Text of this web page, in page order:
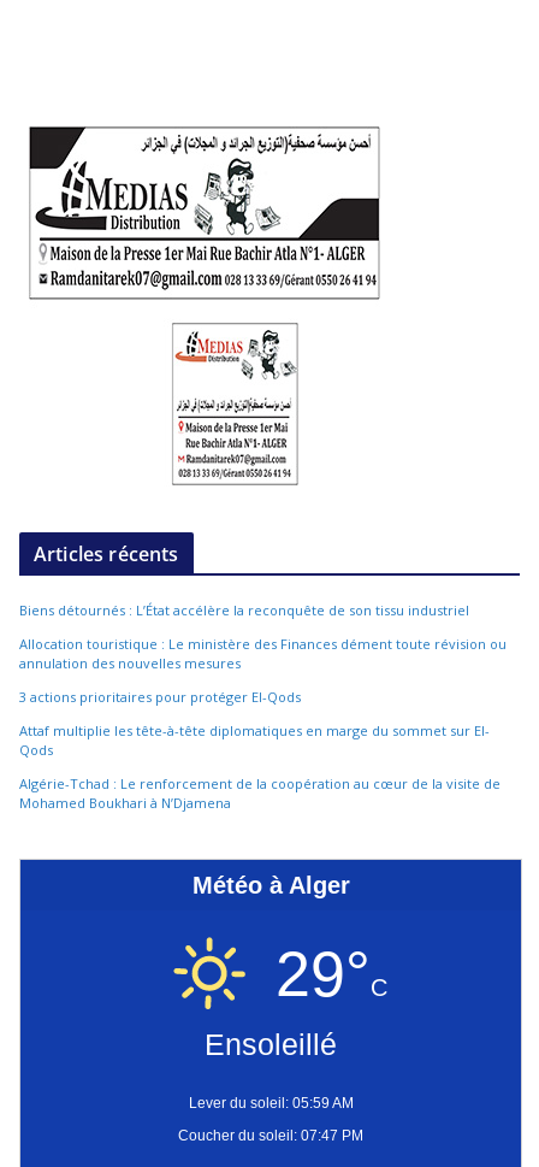
Articles récents
Biens détournés : L’État accélère la reconquête de son tissu industriel
Allocation touristique : Le ministère des Finances dément toute révision ou
annulation des nouvelles mesures
3 actions prioritaires pour protéger El-Qods
Attaf multiplie les tête-à-tête diplomatiques en marge du sommet sur El-
Qods
Algérie-Tchad : Le renforcement de la coopération au cœur de la visite de
Mohamed Boukhari à N’Djamena
Météo à Alger
29°C
Ensoleillé
Lever du soleil: 05:59 AM
Coucher du soleil: 07:47 PM